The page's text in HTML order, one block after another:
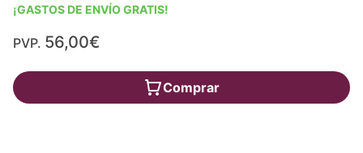
¡GASTOS DE ENVÍO GRATIS!
PVP. 56,00€
Comprar